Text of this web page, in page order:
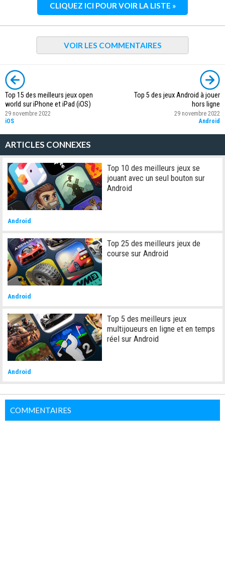
CLIQUEZ ICI POUR VOIR LA LISTE »
VOIR LES COMMENTAIRES
Top 15 des meilleurs jeux open
world sur iPhone et iPad (iOS)
29 novembre 2022
iOS
Top 5 des jeux Android à jouer
hors ligne
29 novembre 2022
Android
ARTICLES CONNEXES
Top 10 des meilleurs jeux se
jouant avec un seul bouton sur
Android
Android
Top 25 des meilleurs jeux de
course sur Android
Android
Top 5 des meilleurs jeux
multijoueurs en ligne et en temps
réel sur Android
Android
COMMENTAIRES